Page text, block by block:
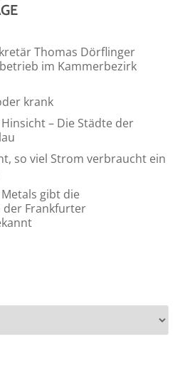
Thomas Dörflinger
im Kammerbezirk
krank
– Die Städte der
so viel Strom verbraucht ein
gibt die
Frankfurter